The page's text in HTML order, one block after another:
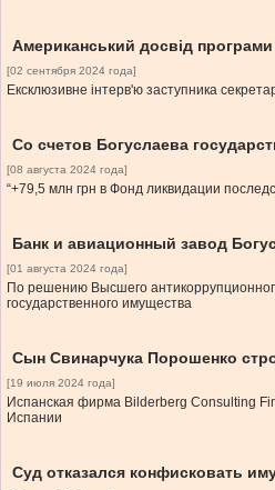
Американський досвід
[02 сентября 2024 года]
Ексклюзивне інтерв'ю заступника
Со счетов Богуслаева
[08 августа 2024 года]
“+79,5 млн грн в Фонд ликвидации
Банк и авиационный завод
[01 августа 2024 года]
По решению Высшего
государственного имущества
Сын Свинарчука Порошенко
[19 июля 2024 года]
Испанская фирма Bilderberg Consulting
Испании
Суд отказался конфисковать